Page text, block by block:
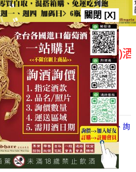
商品 專業詢(尋)酒詢
覽-促銷&活動
all events
【凡酒問Angels Share】線上選酒、詢
、詢價、零售、批發，看這裡!
01
關閉 [X]